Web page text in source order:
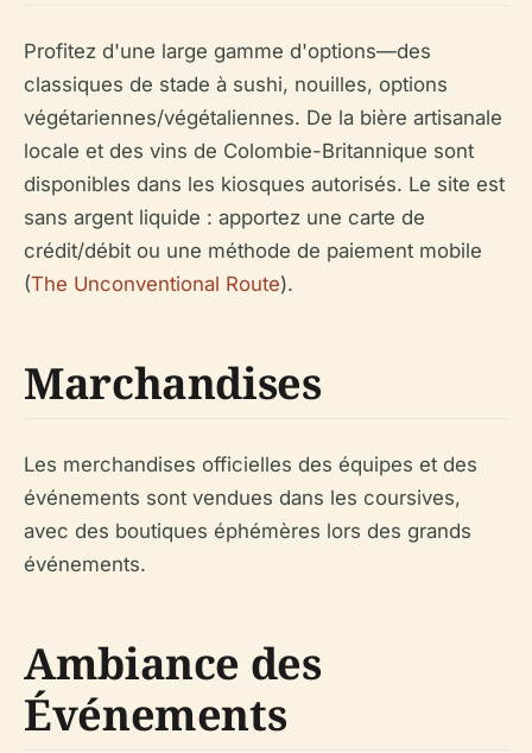
Profitez d'une large gamme d'options—des
classiques de stade à sushi, nouilles, options
végétariennes/végétaliennes. De la bière artisanale
locale et des vins de Colombie-Britannique sont
disponibles dans les kiosques autorisés. Le site est
sans argent liquide : apportez une carte de
crédit/débit ou une méthode de paiement mobile
(The Unconventional Route).
Marchandises
Les merchandises officielles des équipes et des
événements sont vendues dans les coursives,
avec des boutiques éphémères lors des grands
événements.
Ambiance des
Événements